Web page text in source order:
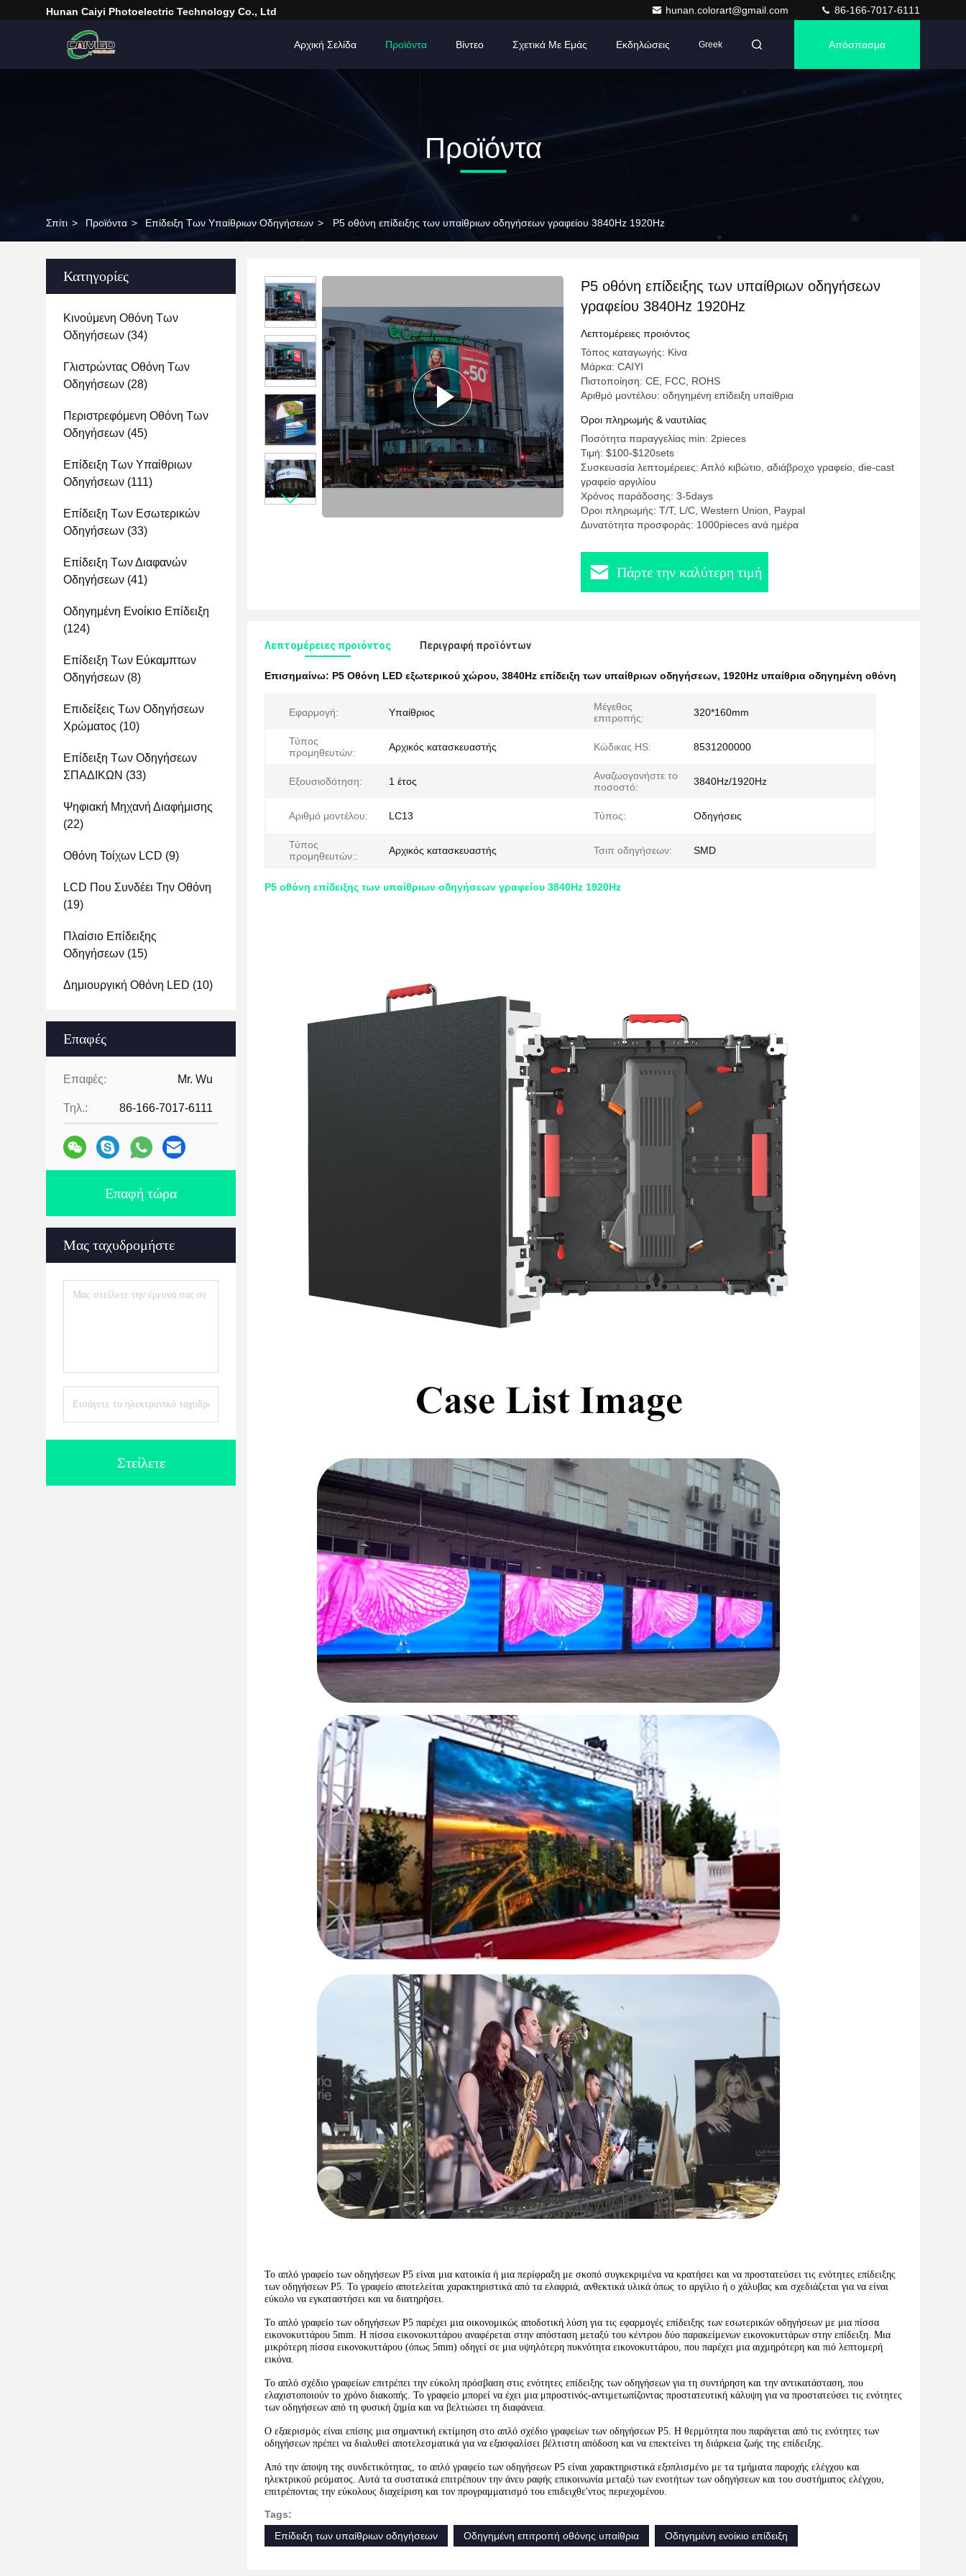
Hunan Caiyi Photoelectric Technology Co., Ltd hunan.colorart@gmail.com 86-166-7017-6111
Αρχική Σελίδα Προϊόντα Βίντεο Σχετικά Με Εμάς Εκδηλώσεις Greek Απόσπασμα
Προϊόντα
Σπίτι > Προϊόντα > Επίδειξη Των Υπαίθριων Οδηγήσεων > P5 οθόνη επίδειξης των υπαίθριων οδηγήσεων γραφείου 3840Hz 1920Hz
Κατηγορίες
Κινούμενη Οθόνη Των
Οδηγήσεων (34)
Γλιστρώντας Οθόνη Των
Οδηγήσεων (28)
Περιστρεφόμενη Οθόνη Των
Οδηγήσεων (45)
Επίδειξη Των Υπαίθριων
Οδηγήσεων (111)
Επίδειξη Των Εσωτερικών
Οδηγήσεων (33)
Επίδειξη Των Διαφανών
Οδηγήσεων (41)
Οδηγημένη Ενοίκιο Επίδειξη
(124)
Επίδειξη Των Εύκαμπτων
Οδηγήσεων (8)
Επιδείξεις Των Οδηγήσεων
Χρώματος (10)
Επίδειξη Των Οδηγήσεων
ΣΠΑΔΙΚΩΝ (33)
Ψηφιακή Μηχανή Διαφήμισης
(22)
Οθόνη Τοίχων LCD (9)
LCD Που Συνδέει Την Οθόνη
(19)
Πλαίσιο Επίδειξης
Οδηγήσεων (15)
Δημιουργική Οθόνη LED (10)
Επαφές
Επαφές: Mr. Wu
Τηλ.: 86-166-7017-6111
Επαφή τώρα
Μας ταχυδρομήστε
Στείλετε
P5 οθόνη επίδειξης των υπαίθριων οδηγήσεων
γραφείου 3840Hz 1920Hz
Λεπτομέρειες προιόντος
Τόπος καταγωγής: Κίνα
Μάρκα: CAIYI
Πιστοποίηση: CE, FCC, ROHS
Αριθμό μοντέλου: οδηγημένη επίδειξη υπαίθρια
Όροι πληρωμής & ναυτιλίας
Ποσότητα παραγγελίας min: 2pieces
Τιμή: $100-$120sets
Συσκευασία λεπτομέρειες: Απλό κιβώτιο, αδιάβροχο γραφείο, die-cast
γραφείο αργιλίου
Χρόνος παράδοσης: 3-5days
Όροι πληρωμής: T/T, L/C, Western Union, Paypal
Δυνατότητα προσφοράς: 1000pieces ανά ημέρα
Πάρτε την καλύτερη τιμή
Λεπτομέρειες προιόντος Περιγραφή προϊόντων
Επισημαίνω: P5 Οθόνη LED εξωτερικού χώρου, 3840Hz επίδειξη των υπαίθριων οδηγήσεων, 1920Hz υπαίθρια οδηγημένη οθόνη
Εφαρμογή: Υπαίθριος
Μέγεθος
επιτροπής:
320*160mm
Τύπος
προμηθευτών:
Αρχικός κατασκευαστής Κώδικας HS: 8531200000
Εξουσιοδότηση: 1 έτος
Αναζωογονήστε το
ποσοστό:
3840Hz/1920Hz
Αριθμό μοντέλου: LC13 Τύπος: Οδηγήσεις
Τύπος
προμηθευτών::
Αρχικός κατασκευαστής Τσιπ οδηγήσεων: SMD
P5 οθόνη επίδειξης των υπαίθριων οδηγήσεων γραφείου 3840Hz 1920Hz
Το απλό γραφείο των οδηγήσεων P5 είναι μια κατοικία ή μια περίφραξη με σκοπό συγκεκριμένα να κρατήσει και να προστατεύσει τις ενότητες επίδειξης
των οδηγήσεων P5. Το γραφείο αποτελείται χαρακτηριστικά από τα ελαφριά, ανθεκτικά υλικά όπως το αργίλιο ή ο χάλυβας και σχεδιάζεται για να είναι
εύκολο να εγκαταστήσει και να διατηρήσει.
Το απλό γραφείο των οδηγήσεων P5 παρέχει μια οικονομικώς αποδοτική λύση για τις εφαρμογές επίδειξης των εσωτερικών οδηγήσεων με μια πίσσα
εικονοκυττάρου 5mm. Η πίσσα εικονοκυττάρου αναφέρεται στην απόσταση μεταξύ του κέντρου δύο παρακείμενων εικονοκυττάρων στην επίδειξη. Μια
μικρότερη πίσσα εικονοκυττάρου (όπως 5mm) οδηγεί σε μια υψηλότερη πυκνότητα εικονοκυττάρου, που παρέχει μια αιχμηρότερη και πιό λεπτομερή
εικόνα.
Το απλό σχέδιο γραφείων επιτρέπει την εύκολη πρόσβαση στις ενότητες επίδειξης των οδηγήσεων για τη συντήρηση και την αντικατάσταση, που
ελαχιστοποιούν το χρόνο διακοπής. Το γραφείο μπορεί να έχει μια μπροστινός-αντιμετωπίζοντας προστατευτική κάλυψη για να προστατεύσει τις ενότητες
των οδηγήσεων από τη φυσική ζημία και να βελτιώσει τη διαφάνεια.
Ο εξαερισμός είναι επίσης μια σημαντική εκτίμηση στο απλό σχέδιο γραφείων των οδηγήσεων P5. Η θερμότητα που παράγεται από τις ενότητες των
οδηγήσεων πρέπει να διαλυθεί αποτελεσματικά για να εξασφαλίσει βέλτιστη απόδοση και να επεκτείνει τη διάρκεια ζωής της επίδειξης.
Από την άποψη της συνδετικότητας, το απλό γραφείο των οδηγήσεων P5 είναι χαρακτηριστικά εξοπλισμένο με τα τμήματα παροχής ελέγχου και
ηλεκτρικού ρεύματος. Αυτά τα συστατικά επιτρέπουν την άνευ ραφής επικοινωνία μεταξύ των ενοτήτων των οδηγήσεων και του συστήματος ελέγχου,
επιτρέποντας την εύκολους διαχείριση και τον προγραμματισμό του επιδειχθε'ντος περιεχομένου.
Tags:
Επίδειξη των υπαίθριων οδηγήσεων
Οδηγημένη επιτροπή οθόνης υπαίθρια Οδηγημένη ενοίκιο επίδειξη